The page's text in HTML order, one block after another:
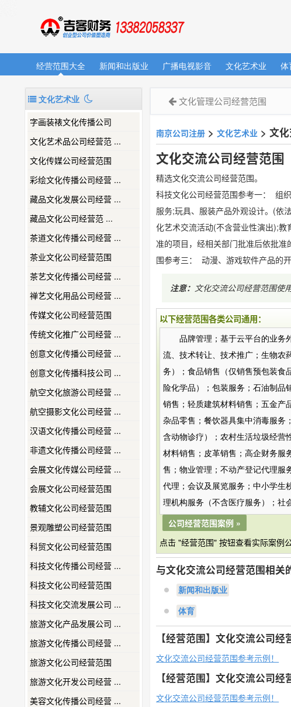
经营范围大全 新闻和出版业 广播电视影音 文化艺术业 体
文化艺术业
字画装裱文化传播公司
文化艺术品公司经营范 ...
文化传媒公司经营范围
彩绘文化传播公司经营 ...
藏品文化发展公司经营 ...
​藏品文化公司经营范 ...
茶道文化传播公司经营 ...
茶业文化公司经营范围
茶艺文化传播公司经营 ...
禅艺文化用品公司经营 ...
传媒文化公司经营范围
传统文化推广公司经营 ...
创意文化传播公司经营 ...
创意文化传播科技公司 ...
航空文化旅游公司经营 ...
航空摄影文化公司经营 ...
汉语文化传播公司经营 ...
非遗文化传播公司经营 ...
会展文化传媒公司经营 ...
会展文化公司经营范围
教辅文化公司经营范围
景观雕塑公司经营范围
科贸文化公司经营范围
科技文化传播公司经营 ...
科技文化公司经营范围
科技文化交流发展公司 ...
旅游文化产品发展公司 ...
旅游文化传播公司经营 ...
旅游文化公司经营范围
旅游文化开发公司经营 ...
美容文化传播公司经营 ...
文化管理公司经营范围
南京公司注册 > 文化艺术业 > 文
文化交流公司经营范围
精选文化交流公司经营范围。
科技文化公司经营范围参考一： 组
服务;玩具、服装产品外观设计。(依
化艺术交流活动(不含营业性演出);
准的项目，经相关部门批准后依批
围参考三： 动漫、游戏软件产品的
注意： 文化交流公司经营范围使
以下经营范围各类公司通用：
品牌管理；基于云平台的业务
流、技术转让、技术推广；生物农
务）；食品销售（仅销售预包装食
险化学品）；包装服务；石油制品
销售；轻质建筑材料销售；五金产
杂品零售；餐饮器具集中消毒服务
含动物诊疗）；农村生活垃圾经营
材料销售；皮革销售；高企财务服
售；物业管理；不动产登记代理服
代理；会议及展览服务；中小学生
理机构服务（不含医疗服务）；社
公司经营范围案例 »
点击 "经营范围" 按钮查看实际案例
与文化交流公司经营范围相关
新闻和出版业
体育
【经营范围】文化交流公司经
文化交流公司经营范围参考示例！
【经营范围】文化交流公司经
文化交流公司经营范围参考示例！